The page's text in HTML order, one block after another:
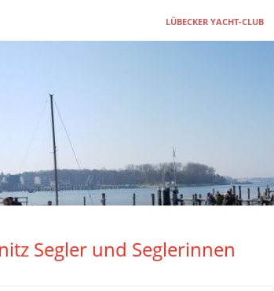
überspringen
LÜBECKER YACHT-CLUB
Segler und Seglerinnen